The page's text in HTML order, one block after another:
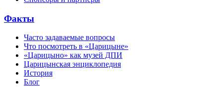
Факты
Часто задаваемые вопросы
Что посмотреть в «Царицыне»
«Царицыно» как музей ДПИ
Царицынская энциклопедия
История
Блог